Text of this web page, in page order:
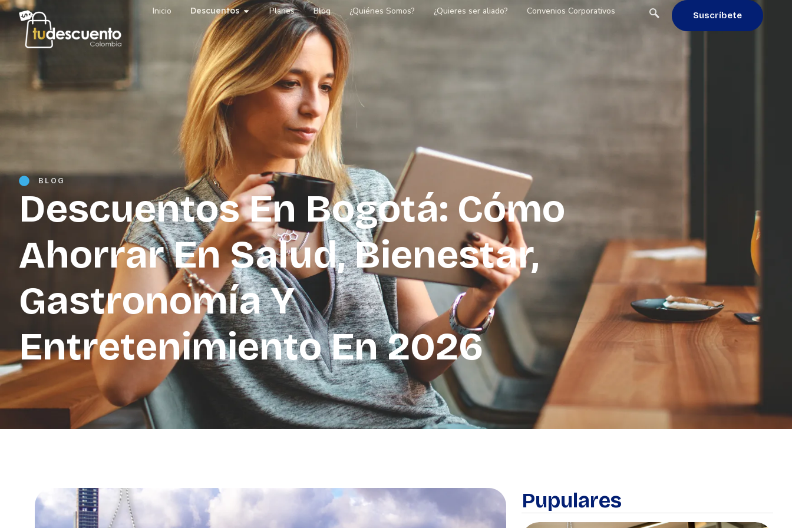
Inicio Descuentos Planes Blog ¿Quiénes Somos? ¿Quieres ser aliado? Convenios Corporativos Suscríbete
BLOG
Descuentos En Bogotá: Cómo
Ahorrar En Salud, Bienestar,
Gastronomía Y
Entretenimiento En 2026
Pupulares